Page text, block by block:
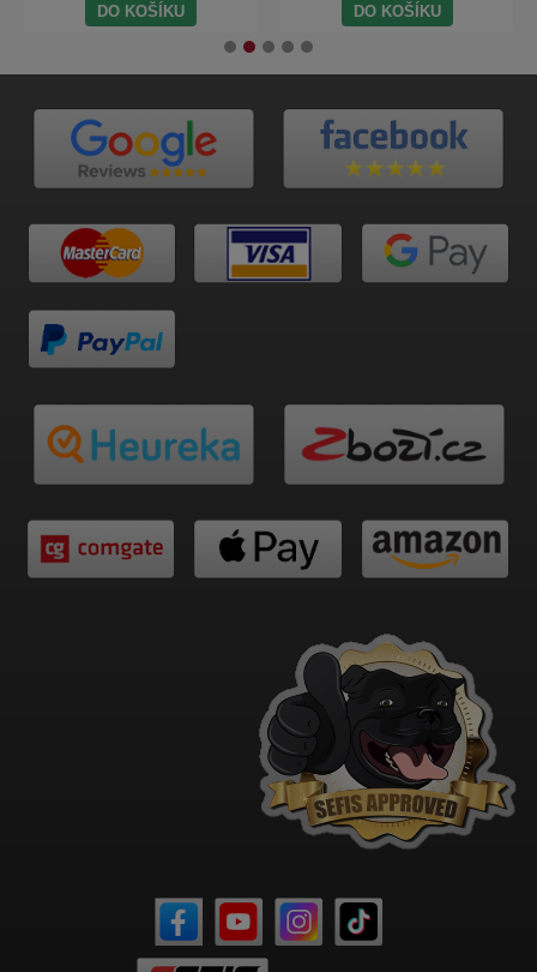
DO KOŠÍKU DO KOŠÍKU